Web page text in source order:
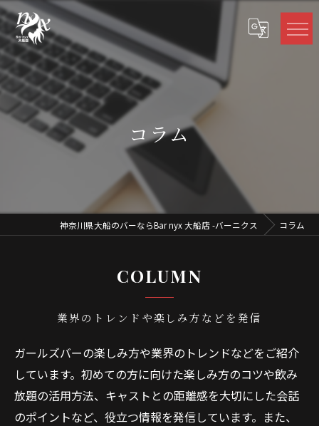
コラム
神奈川県大船のバーならBar nyx 大船店 -バーニクス コラム
COLUMN
業界のトレンドや楽しみ方などを発信
ガールズバーの楽しみ方や業界のトレンドなどをご紹介
しています。初めての方に向けた楽しみ方のコツや飲み
放題の活用方法、キャストとの距離感を大切にした会話
のポイントなど、役立つ情報を発信しています。また、